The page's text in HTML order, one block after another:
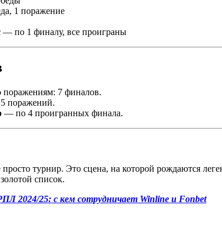
1 поражение
— по 1 финалу, все проиграны
7 финалов.
поражений.
— по 4 проигранных финала.
турнир. Это сцена, на которой рождаются
список.
2024/25: с кем сотрудничает Winline и Fonbet